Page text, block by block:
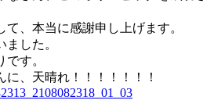
、本当に感謝申し上げます。
した。
す。
、天晴れ！！！！！！！